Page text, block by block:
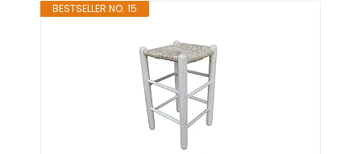
BESTSELLER NO. 15